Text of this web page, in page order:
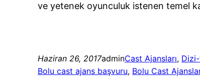
ve yetenek oyunculuk istenen temel
Haziran 26, 2017adminCast Ajansları,
Bolu cast ajans başvuru, Bolu Cast